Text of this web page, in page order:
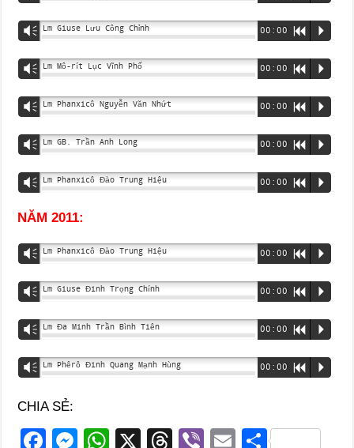
Vm Lm Giuse Lưu Công Chỉnh 00:00 R P
Vm Lm Mô-rít Lục Vĩnh Phố 00:00 R P
Vm Lm Phanxicô Nguyễn Văn Nhứt 00:00 R P
Vm Lm GB. Trần Anh Long 00:00 R P
Vm Lm Phanxicô Đào Trung Hiệu 00:00 R P
NĂM 2011:
Vm Lm Phanxicô Đào Trung Hiệu 00:00 R P
Vm Lm Giuse Đinh Trọng Chính 00:00 R P
Vm Lm Đa Minh Trần Bình Tiên 00:00 R P
Vm Lm Phêrô Đinh Quang Mạnh Hùng 00:00 R P
CHIA SẺ:
F
M
W
X
T
Vi
E S